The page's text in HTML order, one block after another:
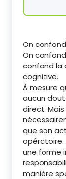
On
On
confond la
cognitive.
À mesure
aucun
direct.
que son
opératoire.
une forme
manière